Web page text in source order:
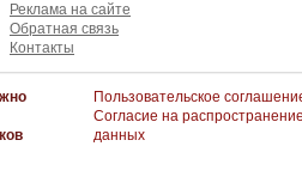
Реклама на сайте
Обратная связь
Контакты
Пользовательское
Согласие на
данных